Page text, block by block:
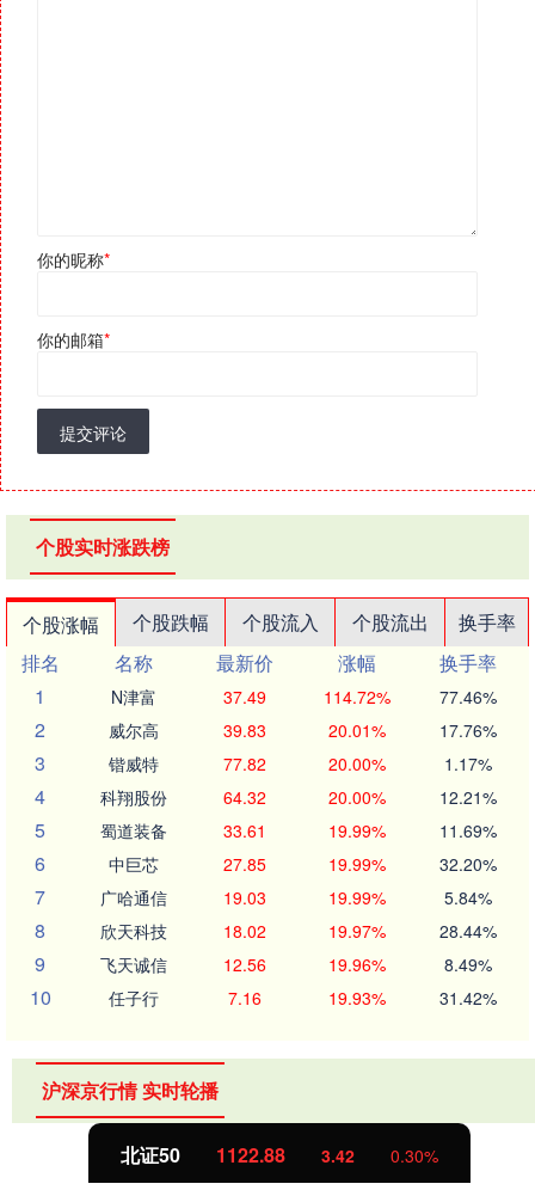
你的昵称*
你的邮箱*
提交评论
个股实时涨跌榜
个股涨幅 个股跌幅 个股流入 个股流出
换手率
排名
名称 最新价 涨幅
换手率
1
N津富 37.49 114.72% 77.46%
2 威尔高 39.83 20.01% 17.76%
3 锴威特 77.82 20.00% 1.17%
4 科翔股份 64.32 20.00% 12.21%
5 蜀道装备 33.61 19.99% 11.69%
6 中巨芯 27.85 19.99% 32.20%
7 广哈通信 19.03 19.99% 5.84%
8 欣天科技 18.02 19.97% 28.44%
9 飞天诚信 12.56 19.96% 8.49%
10 任子行 7.16 19.93% 31.42%
沪深京行情 实时轮播
北证50 1122.88 3.42 0.30%